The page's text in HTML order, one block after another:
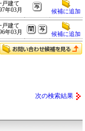
戸建て
年03月
候補に追加
戸建て
年03月
候補に追加
次の検索結果